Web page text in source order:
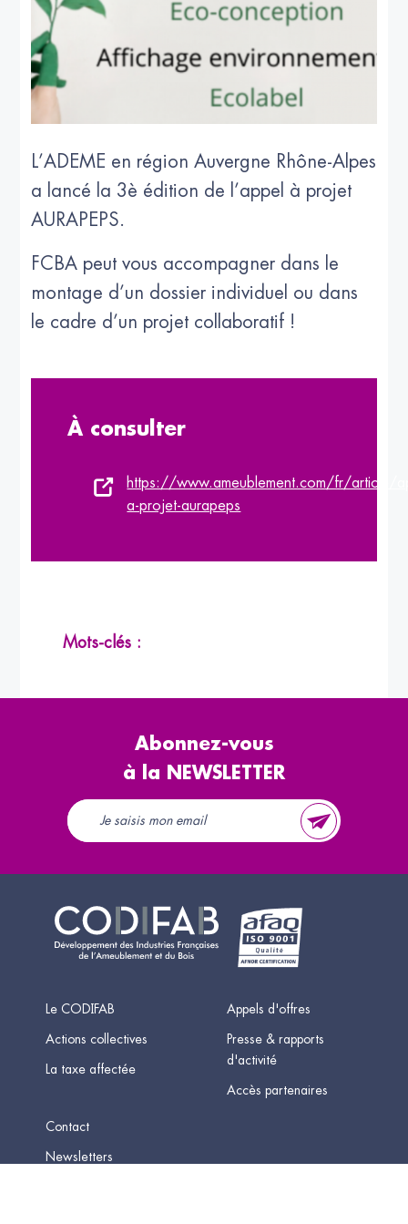
L’ADEME en région Auvergne Rhône-Alpes
a lancé la 3è édition de l’appel à projet
AURAPEPS.
FCBA peut vous accompagner dans le
montage d’un dossier individuel ou dans
le cadre d’un projet collaboratif !
À consulter
https://www.ameublement.com/fr/article/
a-projet-aurapeps
Mots-clés :
Abonnez-vous
à la NEWSLETTER
Le CODIFAB
Actions collectives
La taxe affectée
Appels d'offres
Presse & rapports
d'activité
Accès partenaires
Contact
Newsletters